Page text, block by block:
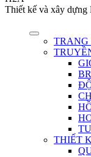
Thiết kế và xây dựng
TRANG
THIẾT